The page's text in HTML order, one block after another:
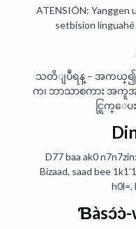
ATENSIÓN: Yanggen
setbision
သတိျပဳရန္ – အကယ္၍ သ
က၊ ဘာသာစကား အကူ
င္ရြက္ေ
D77 baa ak0
Bizaad, saad bee
h0l=,